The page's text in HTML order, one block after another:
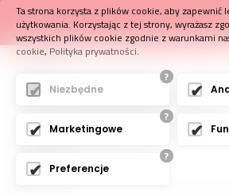
NAPRAWY BEZGOTÓWKOWE
AUTA ZASTĘPZCZE I POMOC DROGOWA
CO DAJE SIEĆ NAPRAWCZA
BLOG
Ta strona korzysta z plików cookie, aby zapewnić
użytkowania. Korzystając z tej strony, wyrażasz
wszystkich plików cookie zgodnie z warunkami
cookie, Polityka prywatności.
?
Niezbędne
?
Marketingowe
?
Preferencje